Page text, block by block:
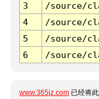
3 /source/
4
/source/
5
/source/
6
/source/
www.365jz.com 已经将